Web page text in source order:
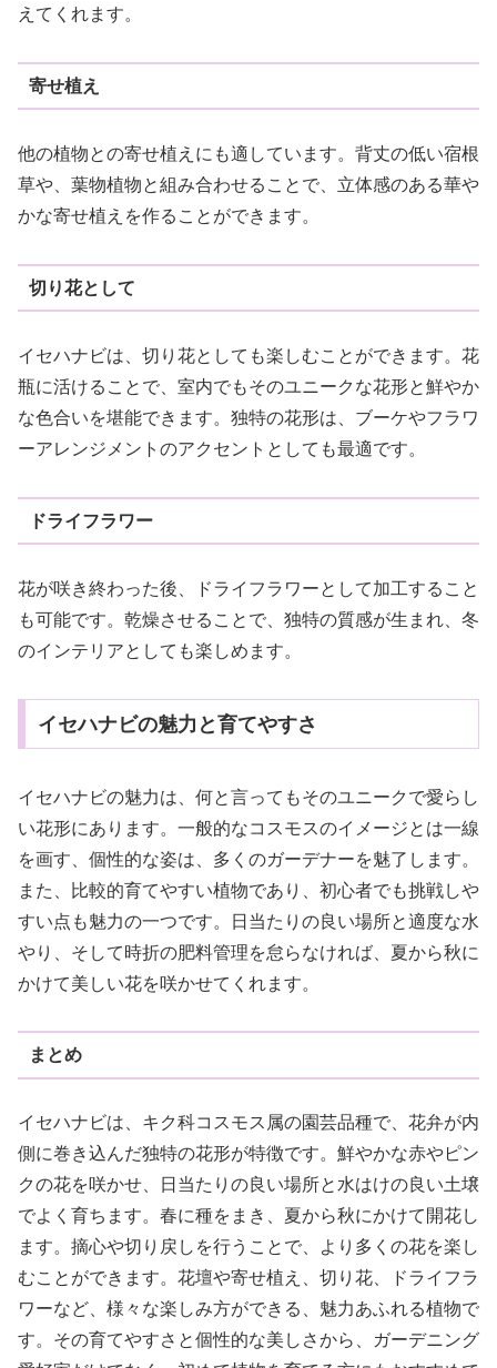
えてくれます。
寄せ植え
他の植物との寄せ植えにも適しています。背丈の低い宿根
草や、葉物植物と組み合わせることで、立体感のある華や
かな寄せ植えを作ることができます。
切り花として
イセハナビは、切り花としても楽しむことができます。花
瓶に活けることで、室内でもそのユニークな花形と鮮やか
な色合いを堪能できます。独特の花形は、ブーケやフラワ
ーアレンジメントのアクセントとしても最適です。
ドライフラワー
花が咲き終わった後、ドライフラワーとして加工すること
も可能です。乾燥させることで、独特の質感が生まれ、冬
のインテリアとしても楽しめます。
イセハナビの魅力と育てやすさ
イセハナビの魅力は、何と言ってもそのユニークで愛らし
い花形にあります。一般的なコスモスのイメージとは一線
を画す、個性的な姿は、多くのガーデナーを魅了します。
また、比較的育てやすい植物であり、初心者でも挑戦しや
すい点も魅力の一つです。日当たりの良い場所と適度な水
やり、そして時折の肥料管理を怠らなければ、夏から秋に
かけて美しい花を咲かせてくれます。
まとめ
イセハナビは、キク科コスモス属の園芸品種で、花弁が内
側に巻き込んだ独特の花形が特徴です。鮮やかな赤やピン
クの花を咲かせ、日当たりの良い場所と水はけの良い土壌
でよく育ちます。春に種をまき、夏から秋にかけて開花し
ます。摘心や切り戻しを行うことで、より多くの花を楽し
むことができます。花壇や寄せ植え、切り花、ドライフラ
ワーなど、様々な楽しみ方ができる、魅力あふれる植物で
す。その育てやすさと個性的な美しさから、ガーデニング